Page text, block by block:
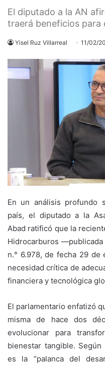
El diputado a la AN
traerá beneficios para
Yisel Ruz Villarreal 11/02/
En un análisis profundo
país, el diputado a la
Abad ratificó que la
Hidrocarburos —publicada
n.° 6.978, de fecha 29
necesidad crítica de
financiera y tecnológica
El parlamentario enfatizó
misma de hace dos
evolucionar para
bienestar tangible.
es la “palanca del